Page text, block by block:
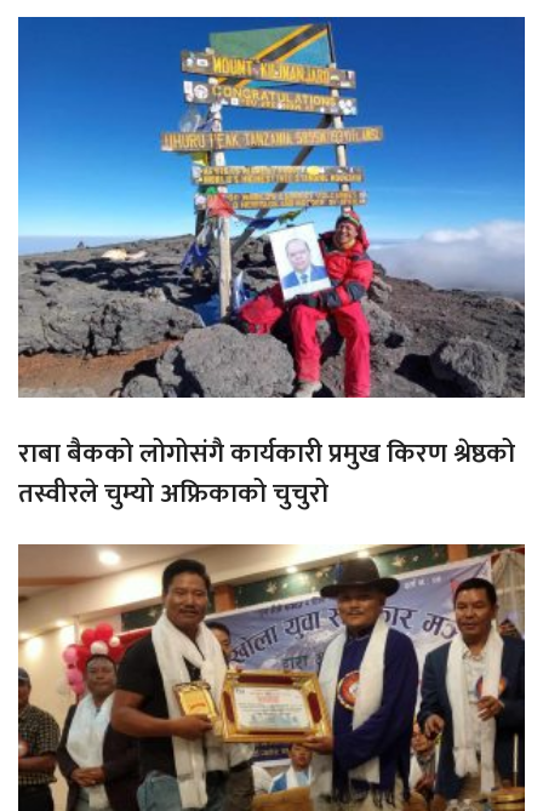
राबा बैकको लोगोसंगै कार्यकारी प्रमुख किरण श्रेष्ठको
तस्वीरले चुम्यो अफ्रिकाको चुचुरो